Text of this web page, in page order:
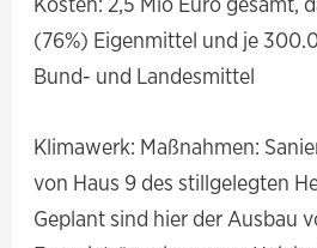
(76%) Eigenmittel und je
Bund- und Landesmittel
Klimawerk: Maßnahmen:
von Haus 9 des stillgelegten
Geplant sind hier der Ausbau